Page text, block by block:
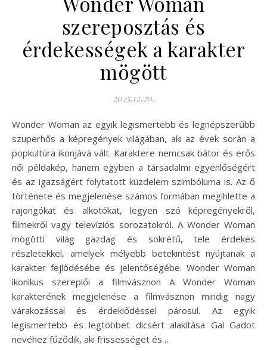
szereposztás és
érdekességek a karakter
mögött
2025.12.20.
Wonder Woman az egyik legismertebb és legnépszerűbb
szuperhős a képregények világában, aki az évek során a
popkultúra ikonjává vált. Karaktere nemcsak bátor és erős
női példakép, hanem egyben a társadalmi egyenlőségért
és az igazságért folytatott küzdelem szimbóluma is. Az ő
története és megjelenése számos formában megihlette a
rajongókat és alkotókat, legyen szó képregényekről,
filmekről vagy televíziós sorozatokról. A Wonder Woman
mögötti világ gazdag és sokrétű, tele érdekes
részletekkel, amelyek mélyebb betekintést nyújtanak a
karakter fejlődésébe és jelentőségébe. Wonder Woman
ikonikus szereplői a filmvásznon A Wonder Woman
karakterének megjelenése a filmvásznon mindig nagy
várakozással és érdeklődéssel párosul. Az egyik
legismertebb és legtöbbet dicsért alakítása Gal Gadot
nevéhez fűződik, aki frissességet és…